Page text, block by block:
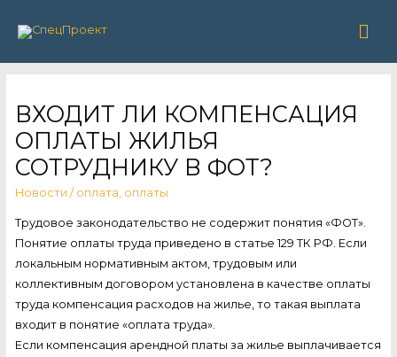
ВХОДИТ ЛИ КОМПЕНСАЦИЯ
ОПЛАТЫ ЖИЛЬЯ
СОТРУДНИКУ В ФОТ?
Новости / оплата оплаты
Трудовое законодательство не содержит понятия «ФОТ».
Понятие оплаты труда приведено в статье 129 ТК РФ. Если
локальным нормативным актом, трудовым или
коллективным договором установлена в качестве оплаты
труда компенсация расходов на жилье, то такая выплата
входит в понятие «оплата труда».
Если компенсация арендной платы за жилье выплачивается